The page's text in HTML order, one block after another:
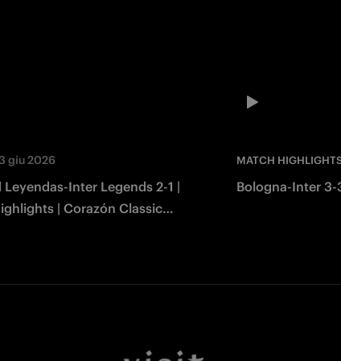
giu 2026
Leyendas-Inter Legends 2-1 |
| Corazón Classic
MATCH
Bologna-Inter 3-